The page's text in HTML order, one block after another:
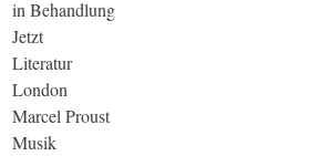
in Behandlung
Jetzt
Literatur
London
Marcel Proust
Musik